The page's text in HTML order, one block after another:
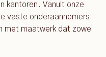
kantoren. Vanuit onze
vaste onderaannemers
met maatwerk dat zowel